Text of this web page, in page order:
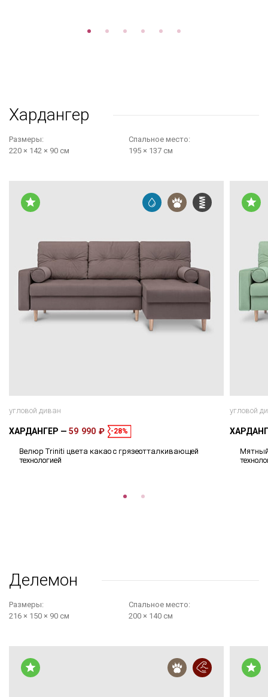
Хардангер
Размеры:
220 × 142 × 90 см
Cпальное место:
195 × 137 см
угловой диван
ХАРДАНГЕР 59 990 ₽ -28%
Велюр Triniti цвета какао с грязеотталкивающей
технологией
угловой
Делемон
Размеры:
216 × 150 × 90 см
Cпальное место:
200 × 140 см